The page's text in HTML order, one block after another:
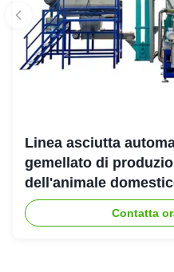
Linea asciutta
gemellato di
dell'animale
SLG70 dell'estrusore
parallelo
Contatta